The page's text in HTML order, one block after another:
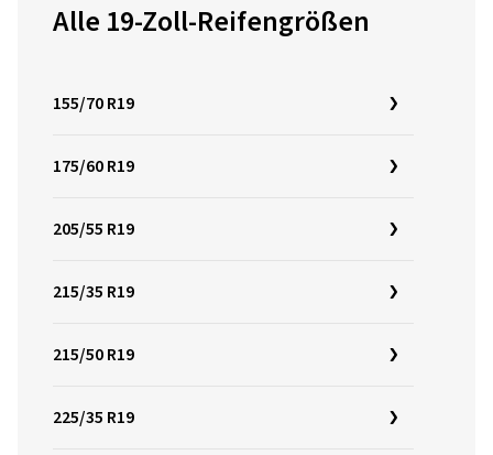
Alle 19-Zoll-Reifengrößen
155/70 R19
175/60 R19
205/55 R19
215/35 R19
215/50 R19
225/35 R19